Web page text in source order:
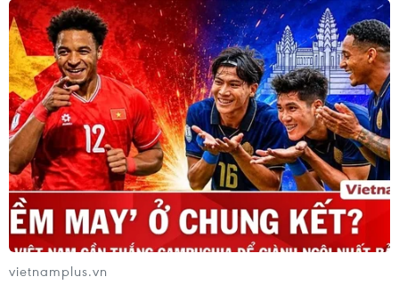
hóa, văn nghệ hoạt động hiệu quả, góp phần
nâng cao mức hưởng thụ văn hóa cho cộng
đồng và tạo sản phẩm du lịch đặc thù từ di sản
văn hóa./.
(TTXVN/Vietnam+)
vietnamplus.vn